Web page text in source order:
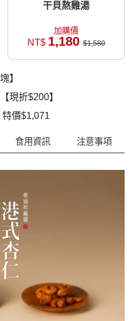
干貝熬雞湯
加購價
NT$ 1,180$1,580
】
現折$200】
價$1,071
食用資訊 注意事項